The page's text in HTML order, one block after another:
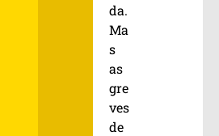
da.
Ma
s
as
gre
ves
de